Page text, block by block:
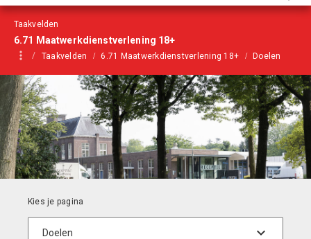
Taakvelden
6.71 Maatwerkdienstverlening 18+
Taakvelden 6.71 Maatwerkdienstverlening 18+ Doelen